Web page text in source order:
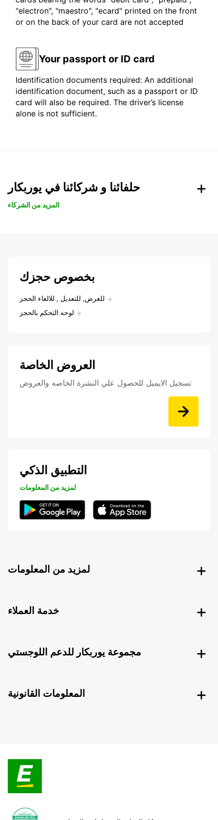
"electron", "maestro", "ecard" printed on the front
or on the back of your card are not accepted
Your passport or ID card
Identification documents required: An additional
identification document, such as a passport or ID
card will also be required. The driver’s license
alone is not sufficient.
حلفائنا و شركائنا في يوربكار
المزيد من الشركاء
بخصوص حجزك
للعرض, للتعديل , للالغاء الحجز
لوحه التحكم بالحجز
العروض الخاصة
تسجيل الايميل للحصول علي النشرة الخاصه والعروض
التطبيق الذكي
لمزيد من المعلومات
لمزيد من المعلومات
خدمة العملاء
مجموعة يوربكار للدعم اللوجستي
المعلومات القانونية